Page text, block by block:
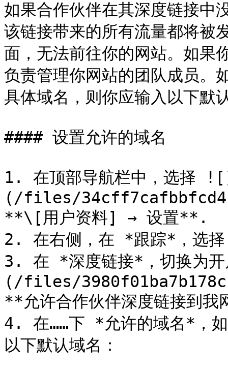
如果合作伙伴在其深度链接中
该链接带来的所有流量都将
面，无法前往你的网站。如果
负责管理你网站的团队成员。
具体域名，则你应输入以下默
#### 设置允许的域名
1. 在顶部导航栏中，选择
(/files/
**\[用户资料] → 设置**.
2. 在右侧，在 *跟踪*，选
3. 在 *深度链接*，切换为
(/files/
**允许合作伙伴深度链接到
4. 在……下 *允许的域名*，如
以下默认域名：